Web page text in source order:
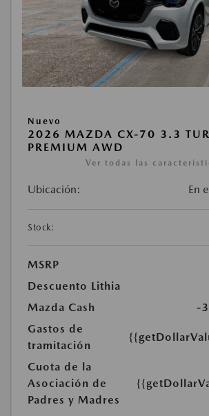
Nuevo
2026 MAZDA CX-70 3.3
PREMIUM AWD
Ver todas las
Ubicación: En
Stock:
MSRP
Descuento Lithia
Mazda Cash
-
Gastos de
tramitación
Cuota de la
Asociación de
Padres y Madres